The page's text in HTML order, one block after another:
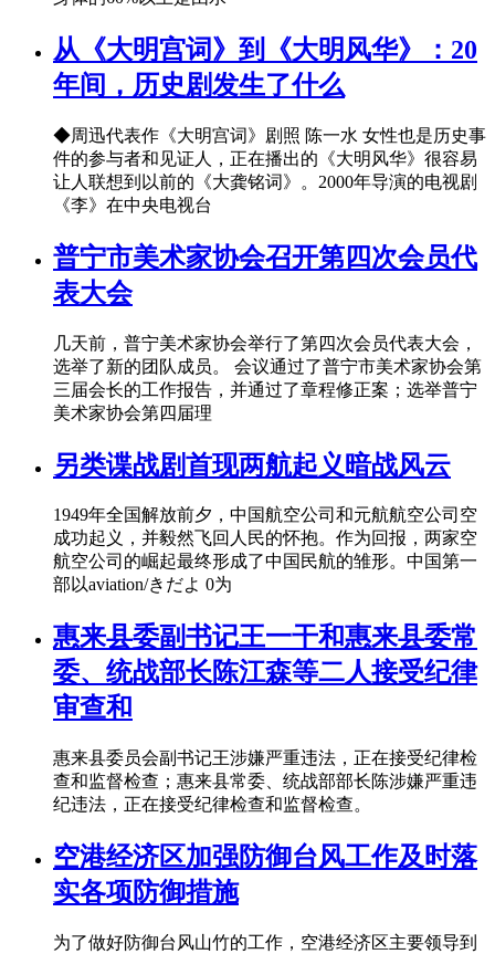
从《大明宫词》到《大明风华》：20
年间，历史剧发生了什么
◆周迅代表作《大明宫词》剧照 陈一水 女性也是历史事
件的参与者和见证人，正在播出的《大明风华》很容易
让人联想到以前的《大龚铭词》。2000年导演的电视剧
《李》在中央电视台
普宁市美术家协会召开第四次会员代
表大会
几天前，普宁美术家协会举行了第四次会员代表大会，
选举了新的团队成员。 会议通过了普宁市美术家协会第
三届会长的工作报告，并通过了章程修正案；选举普宁
美术家协会第四届理
另类谍战剧首现两航起义暗战风云
1949年全国解放前夕，中国航空公司和元航航空公司空
成功起义，并毅然飞回人民的怀抱。作为回报，两家空
航空公司的崛起最终形成了中国民航的雏形。中国第一
部以aviation/きだよ 0为
惠来县委副书记王一干和惠来县委常
委、统战部长陈江森等二人接受纪律
审查和
惠来县委员会副书记王涉嫌严重违法，正在接受纪律检
查和监督检查；惠来县常委、统战部部长陈涉嫌严重违
纪违法，正在接受纪律检查和监督检查。
空港经济区加强防御台风工作及时落
实各项防御措施
为了做好防御台风山竹的工作，空港经济区主要领导到